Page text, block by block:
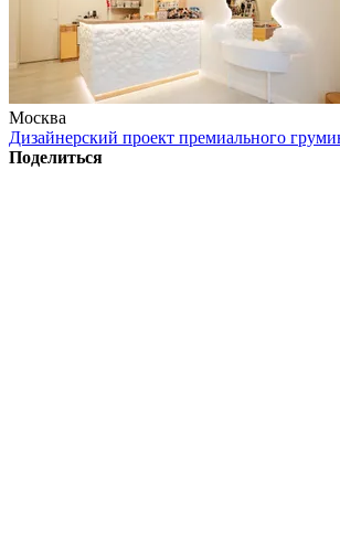
Москва
Дизайнерский проект премиального
Поделиться